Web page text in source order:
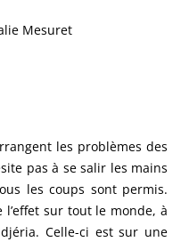
Mesuret
les problèmes des
pas à se salir les mains
les coups sont permis.
sur tout le monde, à
Celle-ci est sur une